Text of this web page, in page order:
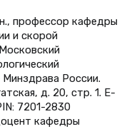
профессор кафедры
и скорой
России.
д. 20, стр. 1. E-
7201-2830
кафедры